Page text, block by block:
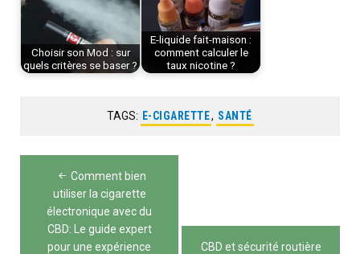
Choisir son Mod : sur
quels critères se baser ?
E-liquide fait-maison :
comment calculer le
taux nicotine ?
TAGS: E-CIGARETTE, SANTÉ
Navigation
l’article
Comment bien
utiliser la cigarette
électronique avec du
CBD: Le guide expert
pour une expérience
CBD et sécurité routière